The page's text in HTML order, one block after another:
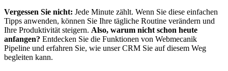
Vergessen Sie nicht: Jede Minute zählt. Wenn Sie diese einfachen
Tipps anwenden, können Sie Ihre tägliche Routine verändern und
Ihre Produktivität steigern. Also, warum nicht schon heute
anfangen? Entdecken Sie die Funktionen von Webmecanik
Pipeline und erfahren Sie, wie unser CRM Sie auf diesem Weg
begleiten kann.